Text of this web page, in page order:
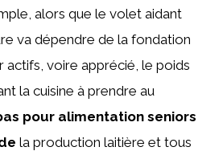
alors que le volet aidant
va dépendre de la fondation
actifs, voire apprécié, le poids
la cuisine à prendre au
pour alimentation seniors
la production laitière et tous